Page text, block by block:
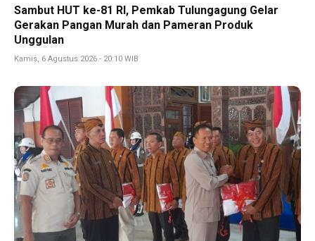
Sambut HUT ke-81 RI, Pemkab Tulungagung Gelar
Gerakan Pangan Murah dan Pameran Produk
Unggulan
Kamis, 6 Agustus 2026 - 20:10 WIB